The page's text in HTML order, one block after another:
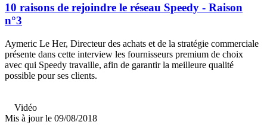
10 raisons de rejoindre le réseau Speedy - Raison
n°3
Aymeric Le Her, Directeur des achats et de la stratégie commerciale
présente dans cette interview les fournisseurs premium de choix
avec qui Speedy travaille, afin de garantir la meilleure qualité
possible pour ses clients.
Vidéo
Mis à jour le 09/08/2018